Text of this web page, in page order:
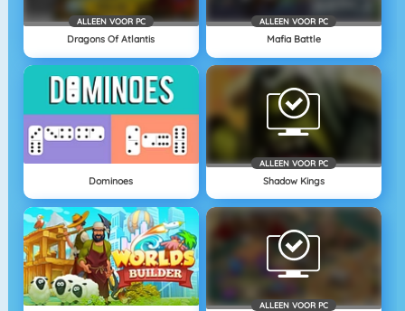
ALLEEN VOOR PC
Dragons Of Atlantis
ALLEEN VOOR PC
Mafia Battle
Dominoes
ALLEEN VOOR PC
Shadow Kings
ALLEEN VOOR PC